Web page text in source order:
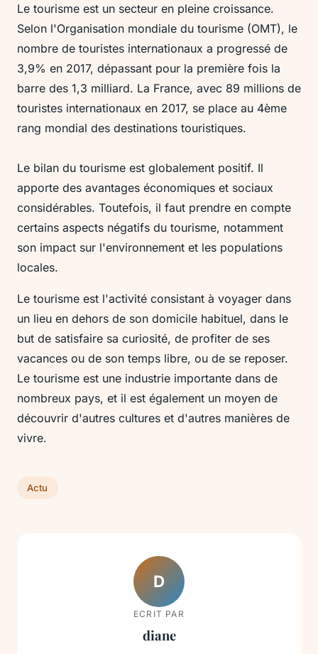
Le tourisme est un secteur en pleine croissance.
Selon l'Organisation mondiale du tourisme (OMT), le
nombre de touristes internationaux a progressé de
3,9% en 2017, dépassant pour la première fois la
barre des 1,3 milliard. La France, avec 89 millions de
touristes internationaux en 2017, se place au 4ème
rang mondial des destinations touristiques.
Le bilan du tourisme est globalement positif. Il
apporte des avantages économiques et sociaux
considérables. Toutefois, il faut prendre en compte
certains aspects négatifs du tourisme, notamment
son impact sur l'environnement et les populations
locales.
Le tourisme est l'activité consistant à voyager dans
un lieu en dehors de son domicile habituel, dans le
but de satisfaire sa curiosité, de profiter de ses
vacances ou de son temps libre, ou de se reposer.
Le tourisme est une industrie importante dans de
nombreux pays, et il est également un moyen de
découvrir d'autres cultures et d'autres manières de
vivre.
Actu
D
ECRIT PAR
diane